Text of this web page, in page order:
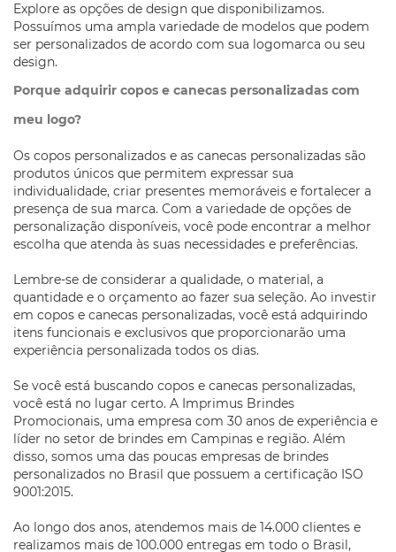
Explore as opções de design que disponibilizamos.
Possuímos uma ampla variedade de modelos que podem
ser personalizados de acordo com sua logomarca ou seu
design.
Porque adquirir copos e canecas personalizadas com
meu logo?
Os copos personalizados e as canecas personalizadas são
produtos únicos que permitem expressar sua
individualidade, criar presentes memoráveis e fortalecer a
presença de sua marca. Com a variedade de opções de
personalização disponíveis, você pode encontrar a melhor
escolha que atenda às suas necessidades e preferências.
Lembre-se de considerar a qualidade, o material, a
quantidade e o orçamento ao fazer sua seleção. Ao investir
em copos e canecas personalizadas, você está adquirindo
itens funcionais e exclusivos que proporcionarão uma
experiência personalizada todos os dias.
Se você está buscando copos e canecas personalizadas,
você está no lugar certo. A Imprimus Brindes
Promocionais, uma empresa com 30 anos de experiência e
líder no setor de brindes em Campinas e região. Além
disso, somos uma das poucas empresas de brindes
personalizados no Brasil que possuem a certificação ISO
9001:2015.
Ao longo dos anos, atendemos mais de 14.000 clientes e
realizamos mais de 100.000 entregas em todo o Brasil,